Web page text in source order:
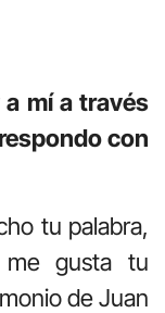
mí a través
con
tu palabra,
gusta tu
de Juan